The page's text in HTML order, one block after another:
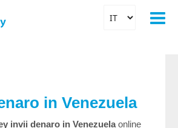
in Venezuela
invii denaro in Venezuelaonline